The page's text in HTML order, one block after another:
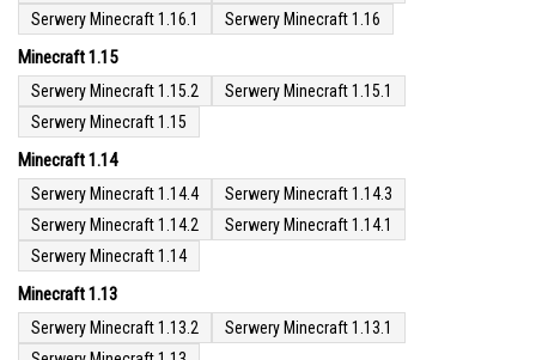
Serwery Minecraft 1.16.1
Serwery Minecraft 1.16
Minecraft 1.15
Serwery Minecraft 1.15.2
Serwery Minecraft 1.15.1
Serwery Minecraft 1.15
Minecraft 1.14
Serwery Minecraft 1.14.4
Serwery Minecraft 1.14.3
Serwery Minecraft 1.14.2
Serwery Minecraft 1.14.1
Serwery Minecraft 1.14
Minecraft 1.13
Serwery Minecraft 1.13.2
Serwery Minecraft 1.13.1